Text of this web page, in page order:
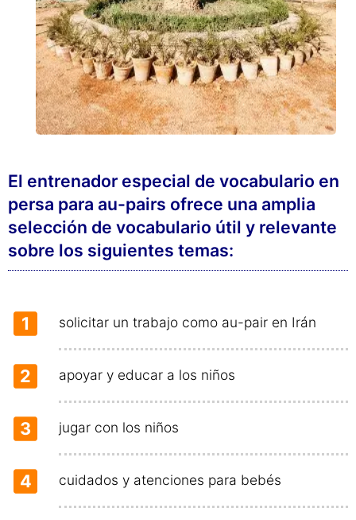
El entrenador especial de vocabulario en
persa para au-pairs ofrece una amplia
selección de vocabulario útil y relevante
sobre los siguientes temas:
1 solicitar un trabajo como au-pair en Irán
2 apoyar y educar a los niños
3 jugar con los niños
4 cuidados y atenciones para bebés